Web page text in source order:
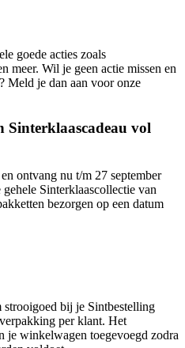
goede acties zoals
meer. Wil je geen actie missen en
Meld je dan aan voor onze
Sinterklaascadeau vol
ontvang nu t/m 27 september
Sinterklaascollectie van
bezorgen op een datum
bij je Sintbestelling
per klant. Het
je winkelwagen toegevoegd zodra